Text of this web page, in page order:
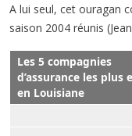
A lui seul, cet ouragan
saison 2004 réunis
Les 5 compagnies
d’assurance les plus
en Louisiane